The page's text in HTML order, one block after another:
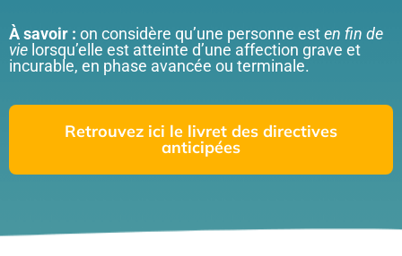
À savoir : on considère qu’une personne esten fin de
vie lorsqu’elle est atteinte d’une affection grave et
incurable, en phase avancée ou terminale.
Retrouvez ici le livret des directives
anticipées